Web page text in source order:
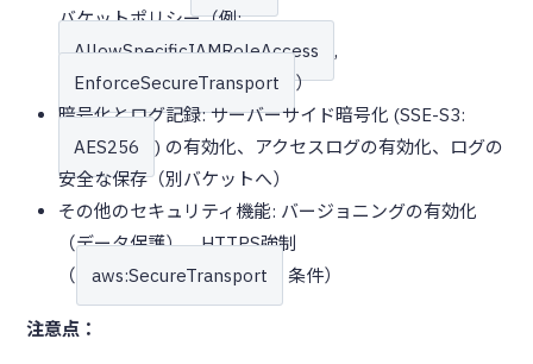
バケットポリシー（例:
AllowSpecificIAMRoleAccess
,
EnforceSecureTransport
）
暗号化とログ記録: サーバーサイド暗号化 (SSE-S3:
AES256
) の有効化、アクセスログの有効化、ログの
安全な保存（別バケットへ）
その他のセキュリティ機能: バージョニングの有効化
（データ保護）、HTTPS強制
（
aws:SecureTransport 条件）
注意点：